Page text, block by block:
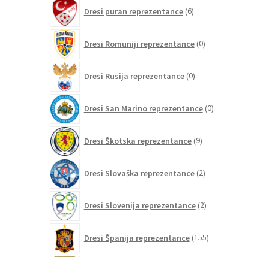
Dresi puran reprezentance 6izdelkov
Dresi Romuniji reprezentance 0izdelkov
Dresi Rusija reprezentance 0izdelkov
Dresi San Marino reprezentance 0izdelkov
Dresi Škotska reprezentance 9izdelkov
Dresi Slovaška reprezentance 2izdelka
Dresi Slovenija reprezentance 2izdelka
Dresi Španija reprezentance 155izdelkov